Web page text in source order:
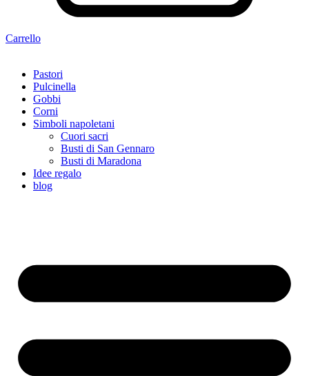
Carrello
Pastori
Pulcinella
Gobbi
Corni
Simboli napoletani
Cuori sacri
Busti di San Gennaro
Busti di Maradona
Idee regalo
blog